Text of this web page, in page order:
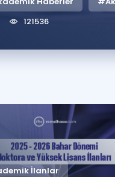
121536
İlanlar